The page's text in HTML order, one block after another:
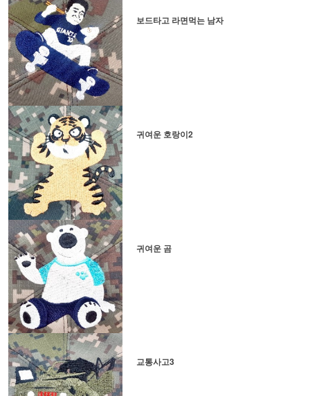
보드타고 라면먹는 남자
귀여운 호랑이2
귀여운 곰
교통사고3